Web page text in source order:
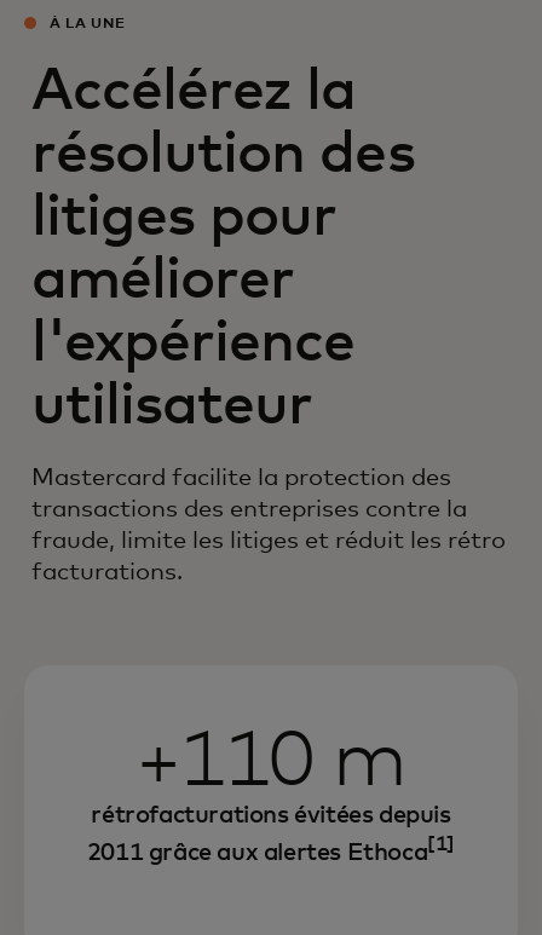
À LA UNE
Accélérez la
résolution des
litiges pour
améliorer
l'expérience
utilisateur
Mastercard facilite la protection des
transactions des entreprises contre la
fraude, limite les litiges et réduit les rétro
facturations.
+110 m
rétrofacturations évitées depuis
2011 grâce aux alertes Ethoca[1]